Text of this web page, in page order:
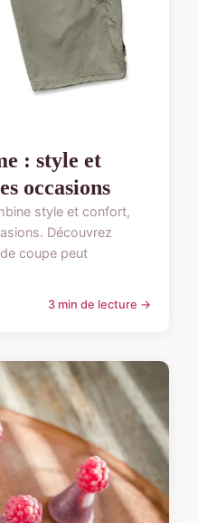
: style et
occasions
style et confort,
Découvrez
coupe peut
3 min de lecture →